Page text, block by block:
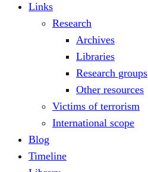
Links
Research
Archives
Libraries
Research groups
Other resources
Victims of terrorism
International scope
Blog
Timeline